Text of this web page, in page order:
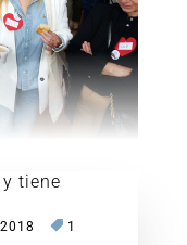
tiene
1